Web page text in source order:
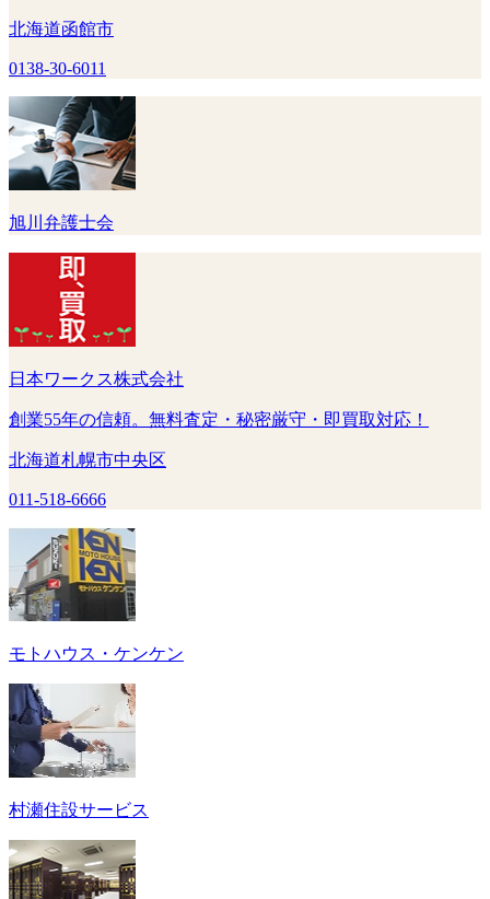
北海道函館市
0138-30-6011
旭川弁護士会
日本ワークス株式会社
創業55年の信頼。無料査定・秘密厳守・即買取対応！
北海道札幌市中央区
011-518-6666
モトハウス・ケンケン
村瀬住設サービス